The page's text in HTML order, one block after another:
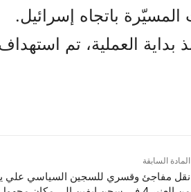
العملية، تم
المادة السابقة
نقل مفاجئ وقسري للسجين السياسي علي